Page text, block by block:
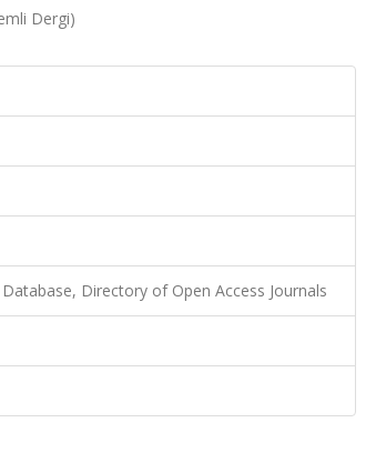
Dergi)
Directory of Open Access Journals